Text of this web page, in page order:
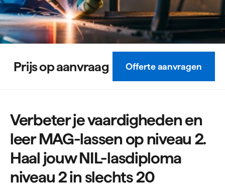
Prijs op aanvraag Offerte aanvragen
Verbeter je vaardigheden en
leer MAG-lassen op niveau 2.
Haal jouw NIL-lasdiploma
niveau 2 in slechts 20